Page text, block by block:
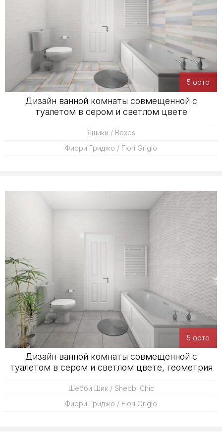
5 фото
Дизайн ванной комнаты совмещенной с
туалетом в сером и светлом цвете
Ящики / Boxes
Фиори Гриджо / Fiori Grigio
5 фото
Дизайн ванной комнаты совмещенной с
туалетом в сером и светлом цвете, геометрия
Шебби Шик / Shebbi Chic
Фиори Гриджо / Fiori Grigio